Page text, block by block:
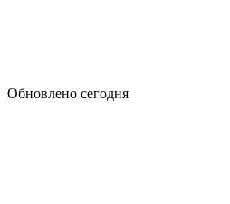
Обновлено сегодня